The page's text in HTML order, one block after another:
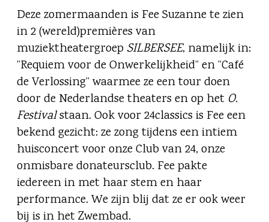
Deze zomermaanden is Fee Suzanne te zien
in 2 (wereld)premières van
muziektheatergroep SILBERSEE, namelijk in:
“Requiem voor de Onwerkelijkheid” en “Café
de Verlossing” waarmee ze een tour doen
door de Nederlandse theaters en op het O.
Festivalstaan. Ook voor 24classics is Fee een
bekend gezicht: ze zong tijdens een intiem
huisconcert voor onze Club van 24, onze
onmisbare donateursclub. Fee pakte
iedereen in met haar stem en haar
performance. We zijn blij dat ze er ook weer
bij is in het Zwembad.